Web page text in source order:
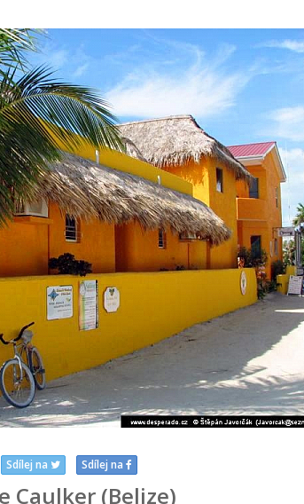
Sdílej na Sdílej na
Caulker (Belize)